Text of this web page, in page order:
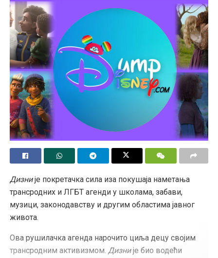
одређених циљева, појаву потциљева с негативним
последицама и развијање понашања вештачке
интелигенције према сопственим интересима како би
обезбедила свој опстанак.
Бенђо предлаже да се повећају истраживања о
безбедности вештачке интелигенције, да се
привремено ограниче могућности вештачке
интелигенције да остварује стварне циљеве и да се
забрани смртоносно аутономно оружје. Саопштење
стручњака, као и Бенђови предлози доприносе
текућем дијалогу о етици вештачке интелигенције и
потреби за одговорним развојем и регулативом како
би се осигурало да човечанство има што више
користи од вештачке интелигенције, док
истовремено потенцијалне ризике треба свести на
Tags: АI
вештачка интелигенција етика програмирање
Дизније покретачка сила иза покушаја наметања
трансродних и ЛГБТ агенди у школама, забави,
музици, законодавству и другим областима јавног
живота.
Ова рушилачка агенда нарочито циља децу својим
трансродним активизмом. Дизније био водећи